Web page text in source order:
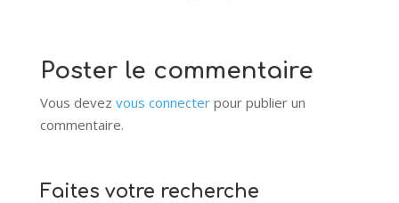
Poster le commentaire
Vous devez vous connecterpour publier un
commentaire.
Faites votre recherche